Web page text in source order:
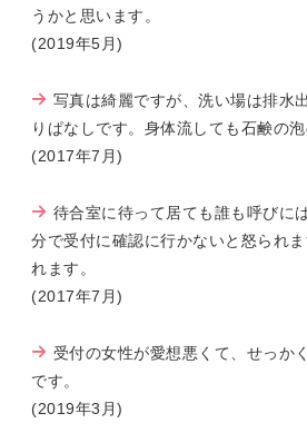
うかと思います。
(2019年5月)
写真は綺麗ですが、洗い場は排水
りぱなしです。身体流しても石鹸の泡
(2017年7月)
待合室に待って居ても誰も呼びに
分で受付に確認に行かないと怒られ
れます。
(2017年7月)
受付の女性が愛想悪くて、せっか
です。
(2019年3月)